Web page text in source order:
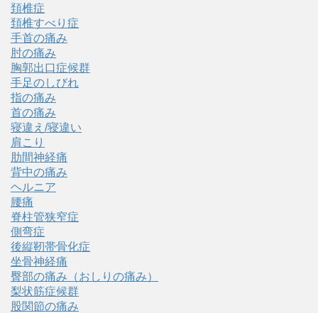
頚椎症
頚椎すべり症
手首の痛み
肘の痛み
胸郭出口症候群
手足のしびれ
指の痛み
首の痛み
寝違え/寝違い
肩こり
肋間神経痛
背中の痛み
ヘルニア
腰痛
脊柱管狭窄症
側弯症
後縦靭帯骨化症
坐骨神経痛
臀部の痛み（おしりの痛み）
梨状筋症候群
股関節の痛み